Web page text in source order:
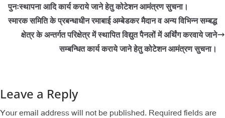
पुनःस्थापना आदि कार्य कराये जाने हेतु कोटेशन आमंत्रण सुचना।
स्मारक समिति के प्रबन्धाधीन रमाबाई अम्बेडकर मैदान व अन्य विभिन्न सम्बद्ध
क्षेत्र के अन्तर्गत परिक्षेत्र में स्थापित विद्युत पैनलों में अर्थिंग करवाये जाने
सम्बन्धित कार्य कराये जाने हेतु कोटेशन आमंत्रण सुचना।
Leave a Reply
Your email address will not be published. Required fields are